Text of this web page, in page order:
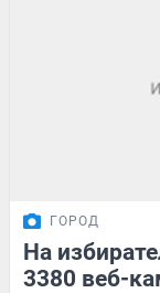
ГОРОД
На
3380 веб-